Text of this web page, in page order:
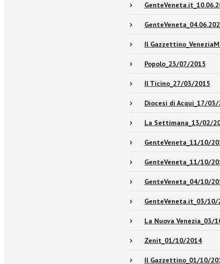
Il
Popolo_23/07/2015
Il Ticino_27/03/2015
Diocesi di Acqui_17/
La Settimana_13/02/
GenteVeneta_11/10/
GenteVeneta_11/10/
GenteVeneta_04/10/
GenteVeneta.it_03/10/
La Nuova Venezia_03/
Zenit_01/10/2014
Il Gazzettino_01/10/